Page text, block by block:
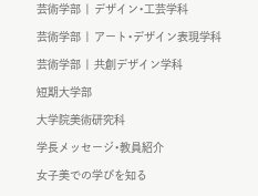
芸術学部 | デザイン・工芸学科
芸術学部 | アート・デザイン表現学科
芸術学部 | 共創デザイン学科
短期大学部
大学院美術研究科
学長メッセージ・教員紹介
女子美での学びを知る